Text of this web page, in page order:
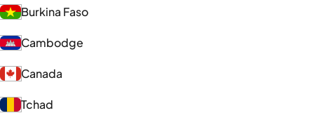
Burkina Faso
Cambodge
Canada
Tchad